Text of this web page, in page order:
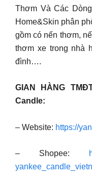
Thơm Và Các
Home&Skin phân
gồm có nến thơm,
thơm xe trong nhà
đình….
GIAN HÀNG
Candle:
– Website: https://
– Shopee: